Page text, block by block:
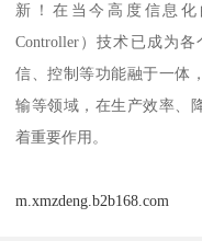
新！在当今高度信息化
Controller）技术已成为
信、控制等功能融于一体
输等领域，在生产效率、
着重要作用。
m.xmzdeng.b2b168.com